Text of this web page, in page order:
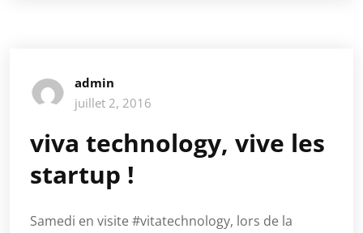
admin
juillet 2, 2016
viva technology, vive les
startup !
Samedi en visite #vitatechnology, lors de la